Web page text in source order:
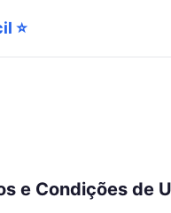
⭐
e Condições de